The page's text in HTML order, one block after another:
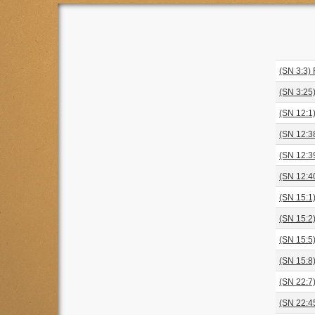
(SN 3:3)
(SN
(SN
(SN
(SN
(SN
(SN
(SN
(SN
(SN
(SN
(SN